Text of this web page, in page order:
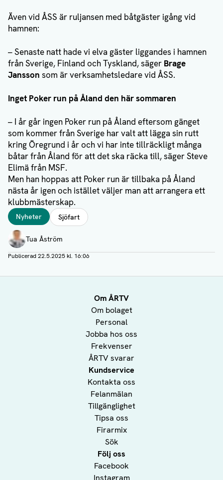
Även vid ÅSS är ruljansen med båtgäster igång vid
hamnen:
– Senaste natt hade vi elva gäster liggandes i hamnen
från Sverige, Finland och Tyskland, säger Brage
Jansson som är verksamhetsledare vid ÅSS.
Inget Poker run på Åland den här sommaren
– I år går ingen Poker run på Åland eftersom gänget
som kommer från Sverige har valt att lägga sin rutt
kring Öregrund i år och vi har inte tillräckligt många
båtar från Åland för att det ska räcka till, säger Steve
Elimä från MSF.
Men han hoppas att Poker run är tillbaka på Åland
nästa år igen och istället väljer man att arrangera ett
klubbmästerskap.
Taggar
Nyheter Sjöfart
Författare
Tua Åström
Publicerad22.5.2025 kl. 16:06
Om ÅRTV
Om bolaget
Personal
Jobba hos oss
Frekvenser
ÅRTV svarar
Kundservice
Kontakta oss
Felanmälan
Tillgänglighet
Tipsa oss
Firarmix
Sök
Följ oss
Facebook